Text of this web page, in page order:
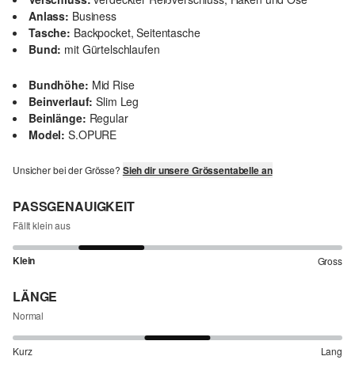
Anlass: Business
Tasche: Backpocket, Seitentasche
Bund: mit Gürtelschlaufen
Bundhöhe: Mid Rise
Beinverlauf: Slim Leg
Beinlänge: Regular
Model: S.OPURE
Unsicher bei der Grösse? Sieh dir unsere Grössentabelle an
PASSGENAUIGKEIT
Fällt klein aus
Klein Gross
LÄNGE
Normal
Kurz Lang